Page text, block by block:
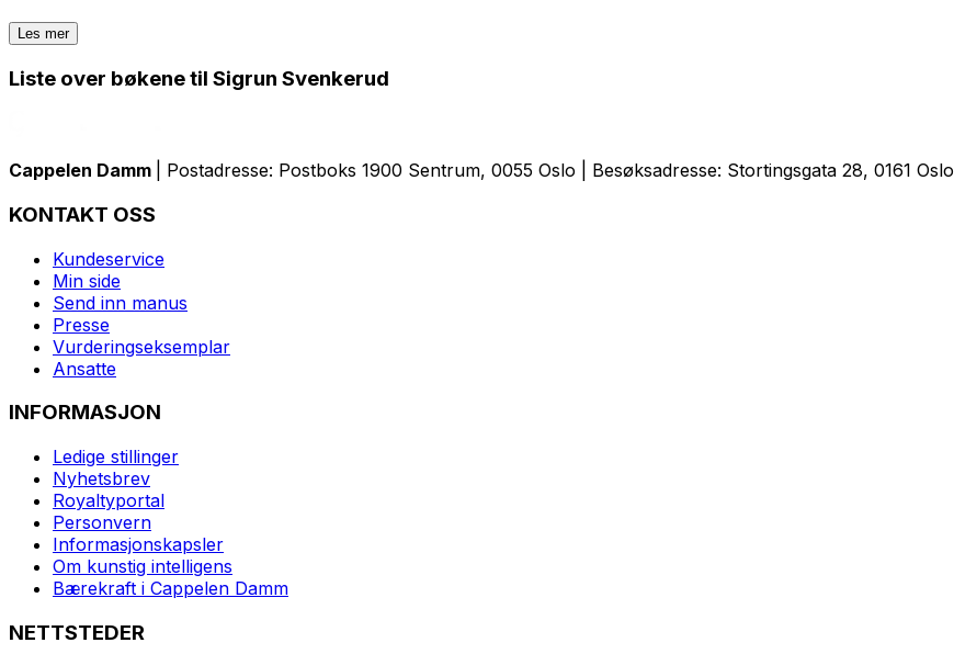
Les mer
Liste over bøkene til Sigrun Svenkerud
Cappelen Damm | Postadresse: Postboks 1900 Sentrum, 0055 Oslo | Besøksadresse: Stortingsgata 28, 0161 Oslo
KONTAKT OSS
Kundeservice
Min side
Send inn manus
Presse
Vurderingseksemplar
Ansatte
INFORMASJON
Ledige stillinger
Nyhetsbrev
Royaltyportal
Personvern
Informasjonskapsler
Om kunstig intelligens
Bærekraft i Cappelen Damm
NETTSTEDER